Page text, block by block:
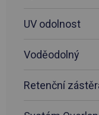
UV odolnost
Voděodolný
Retenční